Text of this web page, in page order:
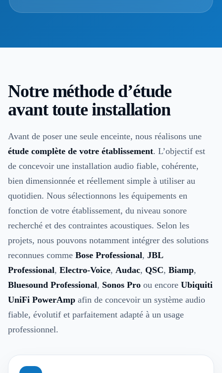
Notre méthode d’étude
avant toute installation
Avant de poser une seule enceinte, nous réalisons une
étude complète de votre établissement. L’objectif est
de concevoir une installation audio fiable, cohérente,
bien dimensionnée et réellement simple à utiliser au
quotidien. Nous sélectionnons les équipements en
fonction de votre établissement, du niveau sonore
recherché et des contraintes acoustiques. Selon les
projets, nous pouvons notamment intégrer des solutions
reconnues comme Bose Professional, JBL
Professional, Electro-Voice, Audac, QSC, Biamp,
Bluesound Professional, Sonos Pro ou encore Ubiquiti
UniFi PowerAmp afin de concevoir un système audio
fiable, évolutif et parfaitement adapté à un usage
professionnel.